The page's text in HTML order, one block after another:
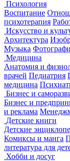
Психология
Воспитание
психотерапия
Искусство и
Архитектура
Музыка
Медицина
Анатомия и
врачей Педиатрия
медицина
Бизнес и
Бизнес и
и реклама
Детские книги
Детские
Комиксы и манга
литература для
Хобби и досуг